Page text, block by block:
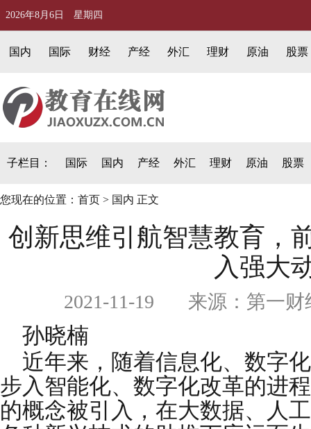
2026年8月6日 星期四
国内 国际 财经 产经 外汇 理财 原油 股票
子栏目： 国际 国内 产经 外汇 理财 原油 股票
您现在的位置： 首页 > 国内 正文
创新思维引航智慧教育，
入强大
2021-11-19 来源：第
孙晓楠
近年来，随着信息化、数字
步入智能化、数字化改革的进
的概念被引入，在大数据、人